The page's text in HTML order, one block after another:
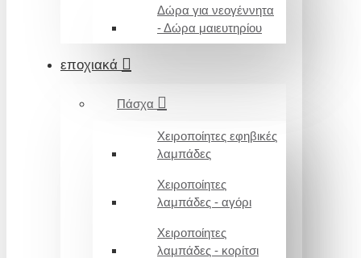
Δώρα για νεογέννητα
- Δώρα μαιευτηρίου
εποχιακά
Πάσχα
Χειροποίητες εφηβικές
λαμπάδες
Χειροποίητες
λαμπάδες - αγόρι
Χειροποίητες
λαμπάδες - κορίτσι